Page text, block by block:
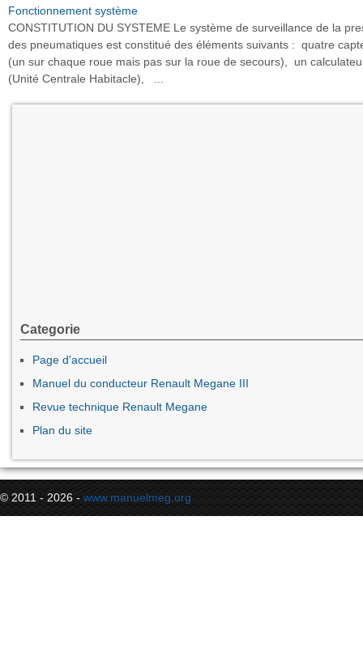
Fonctionnement système
CONSTITUTION DU SYSTEME Le système de surveillance de la
des pneumatiques est constitué des éléments suivants : quatre
(un sur chaque roue mais pas sur la roue de secours), un
(Unité Centrale Habitacle), ...
Categorie
Page d'accueil
Manuel du conducteur Renault Megane III
Revue technique Renault Megane
Plan du site
© 2011 - 2026 - www.manuelmeg.org